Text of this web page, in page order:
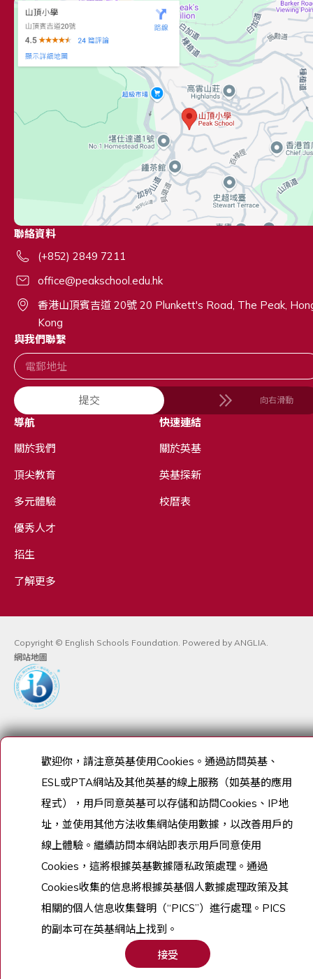
聯絡資料
(+852) 2849 7211
office@peakschool.edu.hk
香港山頂賓吉道 20號 20 Plunkett's Road, The Peak,
Kong
與我們聯繫
提交 向右滑動
導航
關於我們
頂尖教育
多元體驗
優秀人才
招生
了解更多
快速連結
關於英基
英基探新
校曆表
Copyright © English Schools Foundation. Powered by ANGLIA.
網站地圖
歡迎你，請注意英基使用Cookies 。通過訪問英基、
ESL或PTA網站及其他英基的線上服務（如英基的應用
程式），用戶同意英基可以存儲和訪問Cookies 、 IP地
址，並使用其他方法收集網站使用數據，以改善用戶的
線上體驗。繼續訪問本網站即表示用戶同意使用
Cookies ，這將根據英基數據隱私政策處理。通過
Cookies收集的信息將根據英基個人數據處理政策及其
相關的個人信息收集聲明（“PICS”）進行處理。 PICS
的副本可在英基網站上找到。
接受